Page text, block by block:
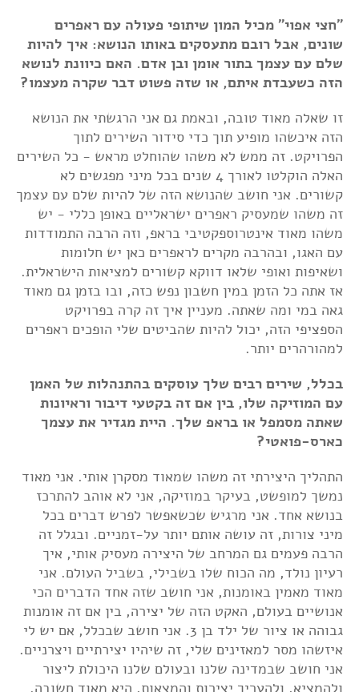
"חצי אפוי" מכיל המון שיתופי פעולה עם ראפרים
שונים, אבל רובם מתעסקים באותו הנושא: איך להיות
שלם עם עצמך בתור אומן ובן אדם. האם כיוונת לנושא
הזה כשעבדת איתם, או שזה פשוט דבר שקרה מעצמו?
זו שאלה מאוד טובה, ובאמת גם אני הרגשתי את הנושא
הזה איכשהו מופיע תוך כדי סידור השירים לתוך
הפרויקט. זה ממש לא משהו שהוחלט מראש - כל השירים
האלה הוקלטו לאורך 4 שנים בכל מיני מפגשים לא
קשורים. אני חושב שהנושא הזה של להיות שלם עם עצמך
זה משהו שמעסיק ראפרים ישראליים באופן כללי - יש
משהו מאוד אינטרוספקטיבי בראפ, וזה הרבה התמודדות
עם האגו, ובהרבה מקרים לראפרים כאן יש חלומות
ושאיפות ואופי שלאו דווקא קשורים למציאות הישראלית.
אז אתה כל הזמן במין חשבון נפש כזה, ובו בזמן גם מאוד
גאה במי ומה שאתה. מעניין איך זה קרה בפרויקט
הספציפי הזה, יכול להיות שהביטים שלי הופכים ראפרים
למהורהרים יותר.
בכלל, שירים רבים שלך עוסקים בהתנהלות של האמן
עם המוזיקה שלו, בין אם זה בקטעי דיבור וראיונות
שאתה מסמפל או בראפ שלך. היית מגדיר את עצמך
כארס-פואטי?
התהליך היצירתי זה משהו שמאוד מסקרן אותי. אני מאוד
נמשך למופשט, בעיקר במוזיקה, אני לא אוהב להתרכז
בנושא אחד. אני מרגיש שכשאפשר לפרש דברים בכל
מיני צורות, זה עושה אותם יותר על-זמניים. ובגלל זה
הרבה פעמים גם המרחב של היצירה מעסיק אותי, איך
רעיון נולד, מה הכוח שלו בשבילי, בשביל העולם. אני
מאוד מאמין באומנות, אני חושב שזה אחד הדברים הכי
אנושיים בעולם, האקט הזה של יצירה, בין אם זה אומנות
גבוהה או ציור של ילד בן 3. אני חושב שבכלל, אם יש לי
איזשהו מסר למאזינים שלי, זה שיהיו יצירתיים ויצרניים.
אני חושב שבמדינה שלנו ובעולם שלנו היכולת ליצור
ולהמציא, ולהעריך יצירות והמצאות, היא מאוד חשובה.